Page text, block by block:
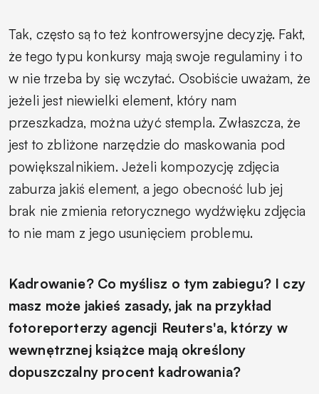
Tak, często są to też kontrowersyjne decyzję. Fakt,
że tego typu konkursy mają swoje regulaminy i to
w nie trzeba by się wczytać. Osobiście uważam, że
jeżeli jest niewielki element, który nam
przeszkadza, można użyć stempla. Zwłaszcza, że
jest to zbliżone narzędzie do maskowania pod
powiększalnikiem. Jeżeli kompozycję zdjęcia
zaburza jakiś element, a jego obecność lub jej
brak nie zmienia retorycznego wydźwięku zdjęcia
to nie mam z jego usunięciem problemu.
Kadrowanie? Co myślisz o tym zabiegu? I czy
masz może jakieś zasady, jak na przykład
fotoreporterzy agencji Reuters'a, którzy w
wewnętrznej książce mają określony
dopuszczalny procent kadrowania?